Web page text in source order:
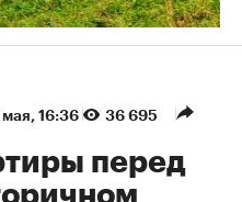
мая, 16:36 36 695
перед